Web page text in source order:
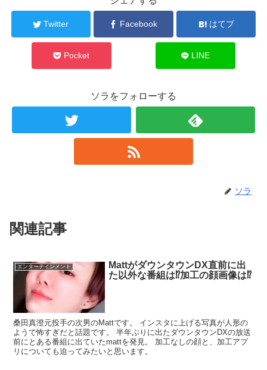
Twitter Facebook はてブ
Pocket LINE
ソラをフォローする
ソラ
関連記事
エンターテインメント
MattがダウンタウンDX直前に出
た以外な番組は⁉︎加工の顔画像は⁉︎
桑田真澄元投手の次男のMattです。 インスタに上げる写真が人形の
ようで怖すぎだと話題です。 半年ぶりに出たダウンタウンDXの放送
前にとある番組に出ていたmattを発見。 加工なしの顔と、加工アプ
リについても迫ってみたいと思います。